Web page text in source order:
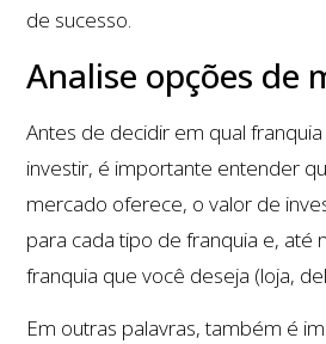
de sucesso.
Analise opções de
Antes de decidir em qual
investir, é importante entender
mercado oferece, o valor de
para cada tipo de franquia e, até
franquia que você deseja (loja,
Em outras palavras, também é